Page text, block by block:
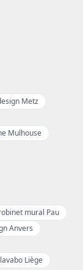
Metz
Mulhouse
mural Pau
Anvers
Liège